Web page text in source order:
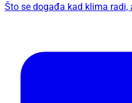
Što se događa kad klima radi,